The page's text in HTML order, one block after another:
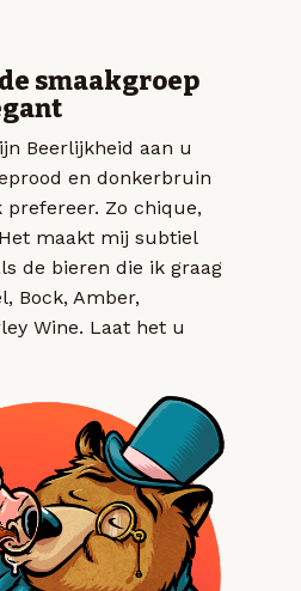
smaakgroep
Beerlijkheid aan u
en donkerbruin
Zo chique,
maakt mij subtiel
de bieren die ik graag
Bock, Amber,
Wine. Laat het u